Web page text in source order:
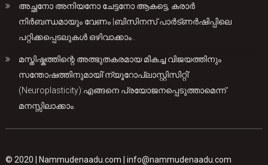
അച്ഛനോ അനിയനോ ചേട്ടനോ ആകട്ടെ, കരാർ
നിർബന്ധമായും വേണം |ബിസിനസ് പാർട്ണർഷിപ്പിലെ
പറ്റിക്കപ്പെടലുകൾ ഒഴിവാക്കാം..
മസ്തിഷ്കത്തിന്റെ അത്ഭുതകരമായ മികച്ച വിജയത്തിനും
സന്തോഷത്തിനുമായി’ന്യൂറോപ്ലാസ്റ്റിസിറ്റി’
(Neuroplasticity):എങ്ങനെ പ്രയോജനപ്പെടുത്താമെന്ന്
മനസ്സിലാക്കാം.
© 2020 | Nammudenaadu.com |info@nammudenaadu.com